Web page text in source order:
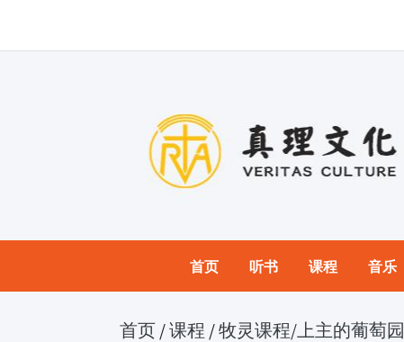
首页 听书 课程 音乐
首页 /课程 /牧灵课程/上主的葡萄园